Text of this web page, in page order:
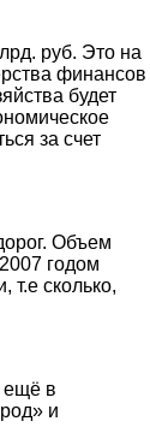
руб. Это на
финансов
будет
за счет
Объем
годом
т.е сколько,
ещё в
и